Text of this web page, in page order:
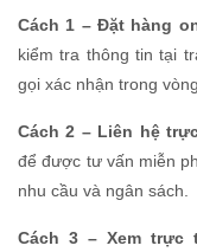
Cách 1 – Đặt hàng
kiểm tra thông tin tại
gọi xác nhận trong
Cách 2 – Liên hệ
để được tư vấn miễn
nhu cầu và ngân sách.
Cách 3 – Xem trực